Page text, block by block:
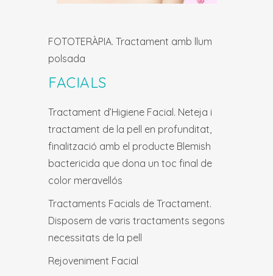
FOTOTERÀPIA. Tractament amb llum
polsada
FACIALS
Tractament d’Higiene Facial. Neteja i
tractament de la pell en profunditat,
finalització amb el producte Blemish
bactericida que dona un toc final de
color meravellós
Tractaments Facials de Tractament.
Disposem de varis tractaments segons
necessitats de la pell
Rejoveniment Facial